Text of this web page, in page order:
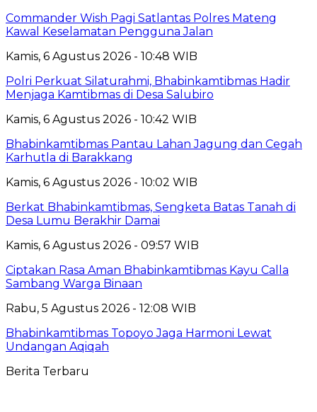
Commander Wish Pagi Satlantas Polres Mateng
Kawal Keselamatan Pengguna Jalan
Kamis, 6 Agustus 2026 - 10:48 WIB
Polri Perkuat Silaturahmi, Bhabinkamtibmas Hadir
Menjaga Kamtibmas di Desa Salubiro
Kamis, 6 Agustus 2026 - 10:42 WIB
Bhabinkamtibmas Pantau Lahan Jagung dan Cegah
Karhutla di Barakkang
Kamis, 6 Agustus 2026 - 10:02 WIB
Berkat Bhabinkamtibmas, Sengketa Batas Tanah di
Desa Lumu Berakhir Damai
Kamis, 6 Agustus 2026 - 09:57 WIB
Ciptakan Rasa Aman Bhabinkamtibmas Kayu Calla
Sambang Warga Binaan
Rabu, 5 Agustus 2026 - 12:08 WIB
Bhabinkamtibmas Topoyo Jaga Harmoni Lewat
Undangan Aqiqah
Berita Terbaru